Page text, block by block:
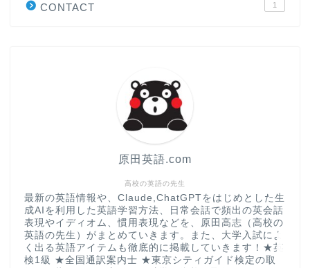
CONTACT 1
高校の英語の先生
原田英語.com
最新の英語情報や、Claude,ChatGPTをはじめとした生
成AIを利用した英語学習方法、日常会話で頻出の英会話
表現やイディオム、慣用表現などを、原田高志（高校の
英語の先生）がまとめていきます。また、大学入試によ
く出る英語アイテムも徹底的に掲載していきます！★英
検1級 ★全国通訳案内士 ★東京シティガイド検定の取
大学入試英語対策講座
英語名言・格言・カッコい
い英語＆素敵な英文フレー
CONTACT